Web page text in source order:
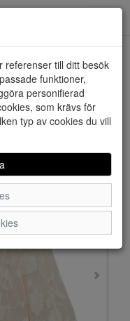
referenser till ditt besök
funktioner,
personifierad
som krävs för
typ av cookies du vill